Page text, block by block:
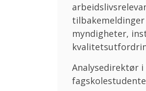
myndigheter,
Analysedirektør i